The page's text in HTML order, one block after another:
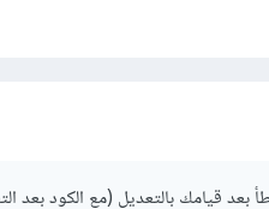
قيامك بالتعديل (مع الكود بعد